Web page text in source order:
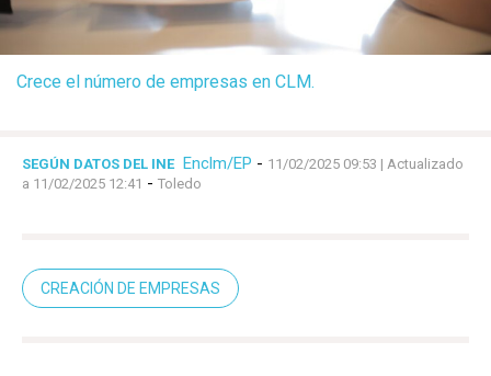
Crece el número de empresas en CLM.
SEGÚN DATOS DEL INE Enclm/EP - 11/02/2025 09:53 | Actualizado
a 11/02/2025 12:41 - Toledo
CREACIÓN DE EMPRESAS